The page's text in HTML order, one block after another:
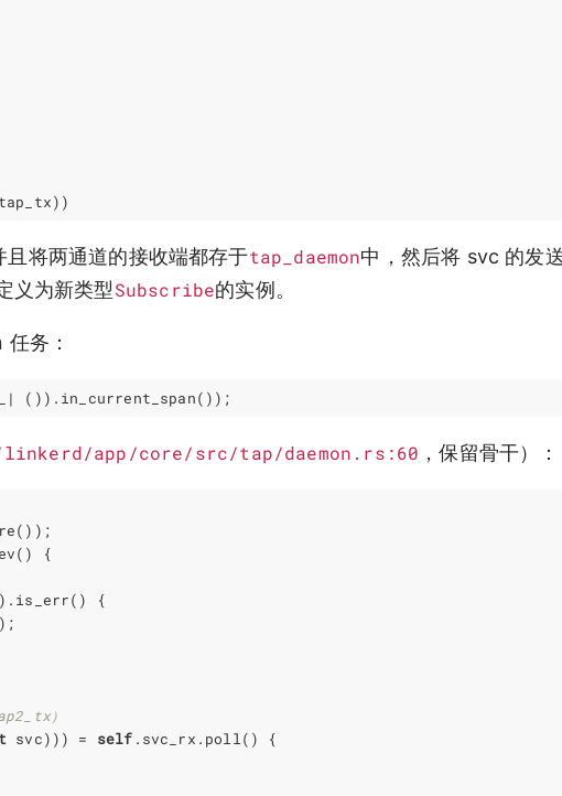
tap_tx))
将两通道的接收端都存于tap_daemon中，然后将 svc 的发
义为新类型Subscribe的实例。
务：
| ()). in_current_span());
app/core/src/tap/daemon.rs:60 ，保留骨干）：
());
()
{
is_err()
{
);
）
svc))) = self . svc_rx . poll ()
{